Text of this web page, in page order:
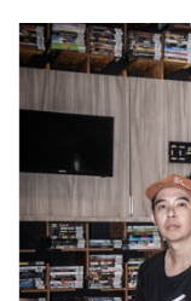
SHARE